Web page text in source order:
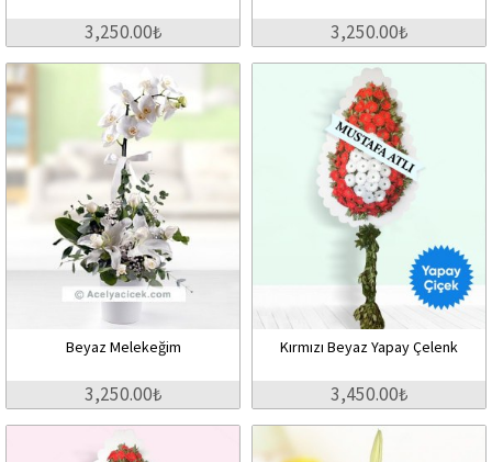
3,250.00₺ 3,250.00₺
Beyaz Melekeğim
3,250.00₺
Kırmızı Beyaz Yapay Çelenk
3,450.00₺